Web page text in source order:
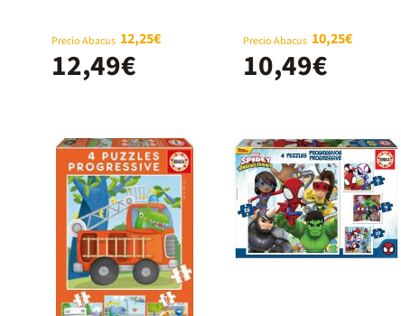
lámina
Precio Abacus 12,25€
12,49€
Precio Abacus 10,25€
10,49€